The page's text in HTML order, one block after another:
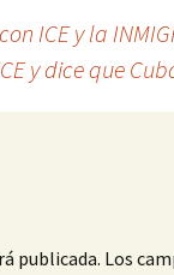
ICE y la
y dice que
publicada. Los